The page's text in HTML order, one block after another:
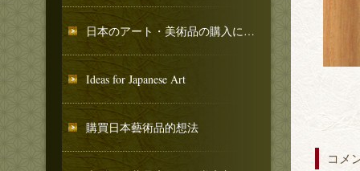
日本のアート・美術品の購入に関する基本知識
Ideas for Japanese Art
購買日本藝術品的想法
コメ